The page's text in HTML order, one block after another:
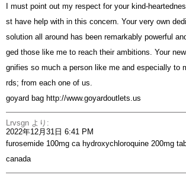
I must point out my respect for your kind-
st have help with in this concern. Your very own
solution all around has been remarkably powerful
ged those like me to reach their ambitions. Your
gnifies so much a person like me and especially to
rds; from each one of us.
goyard bag http://www.goyardoutlets.us
Lrvsgn より:
2022年12月31日 6:41 PM
furosemide 100mg ca hydroxychloroquine 200mg
canada